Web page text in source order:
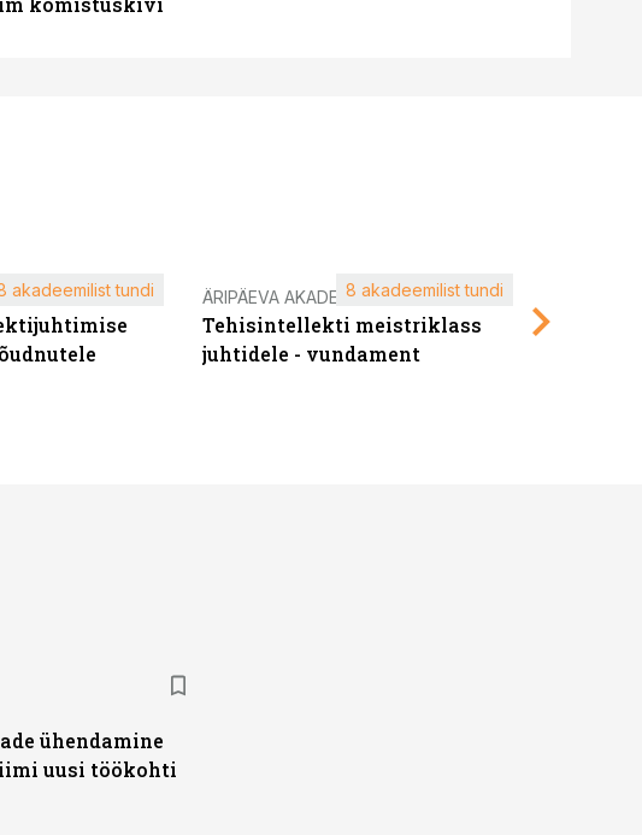
akadeemilist tundi ÄRIPÄEVA AKADEEMIA
Tehisintellekti meistriklass
juhtidele - vundament
8 akadeemilist tundi
ühendamine
uusi töökohti